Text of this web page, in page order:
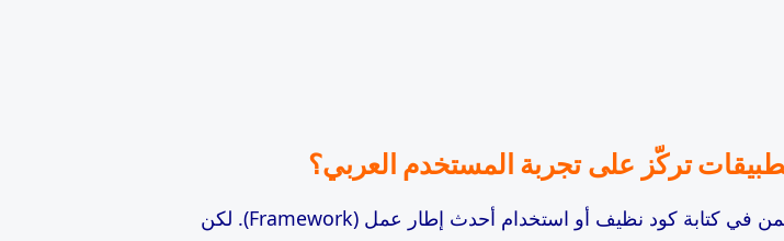
تركّز على تجربة المستخدم العربي؟
في عالم التقنية المتسارع، كثير من الشركات تظن أن النجاح يكمن في كتابة كود نظيف أو استخدام أحدث إطار عمل (Framework). لكن